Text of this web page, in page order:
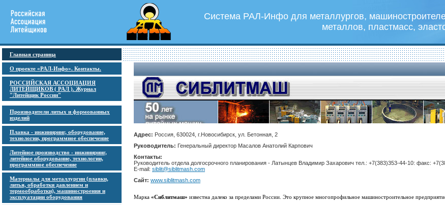
Система РАЛ-Инфо для металлургов,
металлов, пластмасс,
Главная страница
О проекте «РАЛ-Инфо». Контакты.
РОССИЙСКАЯ АССОЦИАЦИЯ
ЛИТЕЙЩИКОВ ( РАЛ ). Журнал
"Литейщик России"
Производители литых и формованных
изделий
Плавка - инжиниринг, оборудование,
технологии, программное обеспечение
Литейное производство - инжиниринг,
литейное оборудование, технологии,
программное обеспечение
Материалы для металлургии (плавки,
литья, обработки давлением и
термообработки), машиностроения и
эксплуатации оборудования
Адрес: Россия, 630024, г.Новосибирск, ул. Бетонная, 2
Руководитель: Генеральный директор Масалов Анатолий Карпович
Контакты:
Руководитель отдела долгосрочного планирования - Латынцев Владимир Захарович тел.: +7(383)353-44-10: факс:
E-mail: siblit@siblitmash.com
Сайт: www.siblitmash.com
Марка «Сиблитмаш» известна далеко за пределами России. Это крупное многопрофильное машиностроительное